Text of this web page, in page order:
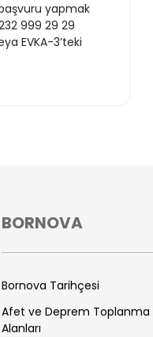
yapmak
999 29 29
EVKA-3’teki
BORNOVA
Bornova Tarihçesi
Afet ve Deprem Toplanma
Alanları